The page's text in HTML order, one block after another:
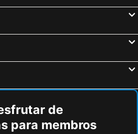
de
para membros